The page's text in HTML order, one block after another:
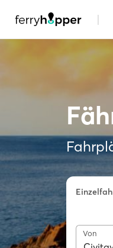
|
Von